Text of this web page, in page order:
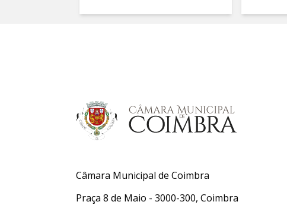
Câmara Municipal de Coimbra
Praça 8 de Maio - 3000-300, Coimbra